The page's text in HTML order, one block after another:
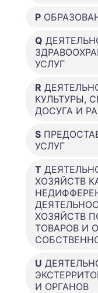
P
Q
УСЛУГ
R
КУЛЬТУРЫ,
ДОСУГА И
S
УСЛУГ
T
ХОЗЯЙСТВ
ХОЗЯЙСТВ
ТОВАРОВ И
U
И ОРГАНОВ